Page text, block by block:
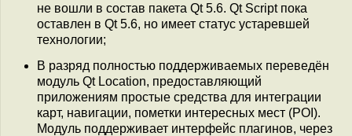
не вошли в состав пакета Qt 5.6. Qt Script пока
оставлен в Qt 5.6, но имеет статус устаревшей
технологии;
В разряд полностью поддерживаемых переведён
модуль Qt Location, предоставляющий
приложениям простые средства для интеграции
карт, навигации, пометки интересных мест (POI).
Модуль поддерживает интерфейс плагинов, через